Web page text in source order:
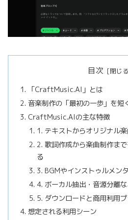
目次
「CraftMusic.AI」とは
音楽制作の「最初の一歩」を短
CraftMusic.AIの主な特徴
1. テキストからオリジナル
2. 歌詞作成から楽曲制作ま
る
3. BGMやインストゥルメン
4. ボーカル抽出・音源分離
5. ダウンロードと商用利用
想定される利用シーン